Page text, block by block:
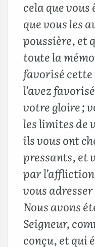
cela que
que vous les
poussière, et
toute la
favorisé cette
l’avez
votre gloire ;
les limites de
ils vous ont
pressants, et
par
vous
Nous avons
Seigneur,
conçu, et qui